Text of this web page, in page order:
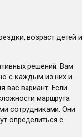
возраст детей и
решений. Вам
с каждым из них и
вас вариант. Если
маршрута
сотрудниками. Они
определиться с